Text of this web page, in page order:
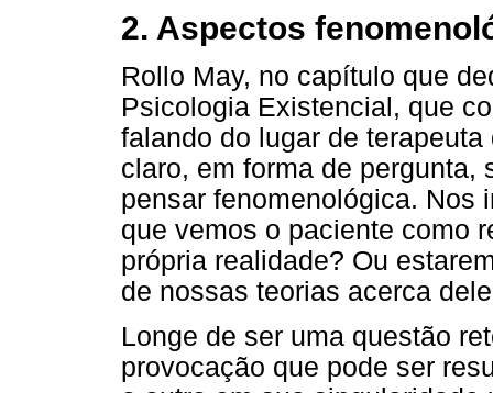
2. Aspectos
Rollo May, no capítulo que
Psicologia Existencial, que
falando do lugar de
claro, em forma de pergunta,
pensar fenomenológica. Nos
que vemos o paciente como
própria realidade? Ou
de nossas teorias acerca
Longe de ser uma questão
provocação que pode ser